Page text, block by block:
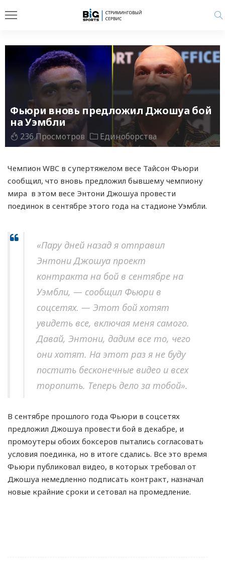
Фьюри вновь предложил Джошуа бой
на Уэмбли
236 Просмотров Единоборства
Чемпион WBC в супертяжелом весе Тайсон Фьюри
сообщил, что вновь предложил бывшему чемпиону
мира в этом весе Энтони Джошуа провести
поединок в сентябре этого года на стадионе Уэмбли.
«Пару дней назад я отправил
Энтони Джошуа проект
контракта на бой в сентябре на
Уэмбли, — сообщил Фьюри в
соцсетях. — Этот бой хотят
увидеть все, включая меня самого.
Давай, Энтони, дадим все то, чего
они хотят. На этот раз я не буду
постить бесконечные видео и всех
торопить. Теперь дело за тобой».
В сентябре прошлого года Фьюри в соцсетях
предложил Джошуа провести бой в декабре, и
промоутеры обоих боксеров пытались согласовать
условия поединка, но в итоге сдались. Все это время
Фьюри публиковал видео, в которых требовал от
Джошуа немедленно подписать контракт, назначал
новые крайние сроки и сетовал на промедление.